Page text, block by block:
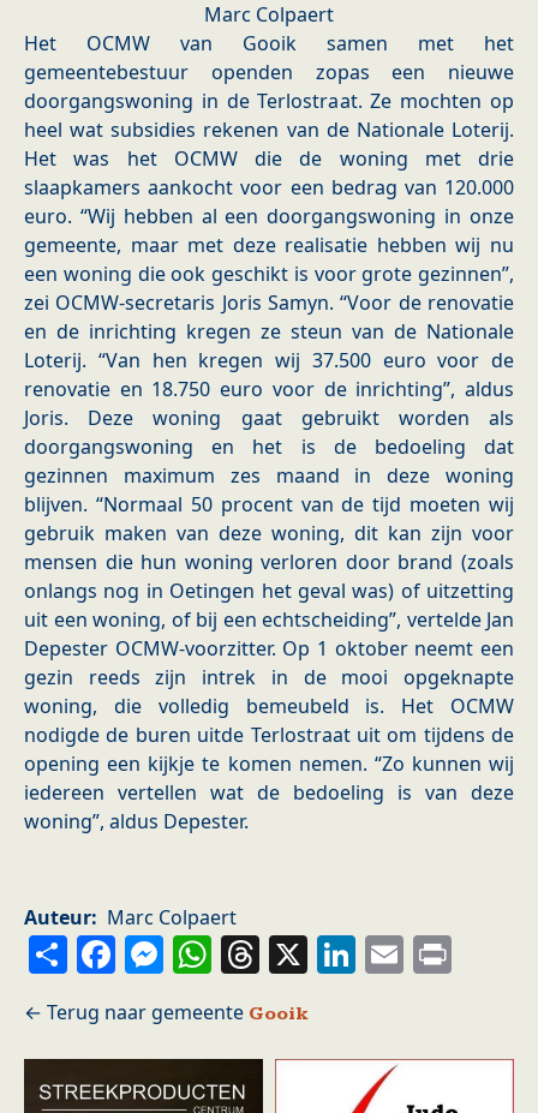
Marc Colpaert
Het OCMW van Gooik samen met het
gemeentebestuur openden zopas een nieuwe
doorgangswoning in de Terlostraat. Ze mochten op
heel wat subsidies rekenen van de Nationale Loterij.
Het was het OCMW die de woning met drie
slaapkamers aankocht voor een bedrag van 120.000
euro. “Wij hebben al een doorgangswoning in onze
gemeente, maar met deze realisatie hebben wij nu
een woning die ook geschikt is voor grote gezinnen”,
zei OCMW-secretaris Joris Samyn. “Voor de renovatie
en de inrichting kregen ze steun van de Nationale
Loterij. “Van hen kregen wij 37.500 euro voor de
renovatie en 18.750 euro voor de inrichting”, aldus
Joris. Deze woning gaat gebruikt worden als
doorgangswoning en het is de bedoeling dat
gezinnen maximum zes maand in deze woning
blijven. “Normaal 50 procent van de tijd moeten wij
gebruik maken van deze woning, dit kan zijn voor
mensen die hun woning verloren door brand (zoals
onlangs nog in Oetingen het geval was) of uitzetting
uit een woning, of bij een echtscheiding”, vertelde Jan
Depester OCMW-voorzitter. Op 1 oktober neemt een
gezin reeds zijn intrek in de mooi opgeknapte
woning, die volledig bemeubeld is. Het OCMW
nodigde de buren uitde Terlostraat uit om tijdens de
opening een kijkje te komen nemen. “Zo kunnen wij
iedereen vertellen wat de bedoeling is van deze
woning”, aldus Depester.
Auteur Marc Colpaert
ShareFacebook
Messenger
WhatsApp
Threads
X LinkedIn
Email
Gooik